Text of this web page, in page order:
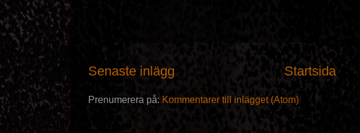
Senaste inlägg Startsida
Prenumerera på: Kommentarer till inlägget (Atom)